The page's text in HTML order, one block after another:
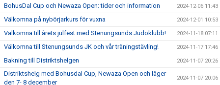
BohusDal Cup och Newaza Open: tider och information 2024-12-06 11:43
Välkomna på nybörjarkurs för vuxna 2024-12-01 10:53
Välkomna till årets julfest med Stenungsunds Judoklubb! 2024-11-18 07:11
Välkomna till Stenungsunds JK och vår träningstävling! 2024-11-17 17:46
Bakning till Distriktshelgen 2024-11-07 20:26
Distriktshelg med Bohusdal Cup, Newaza Open och läger
den 7- 8 december
2024-11-07 20:06